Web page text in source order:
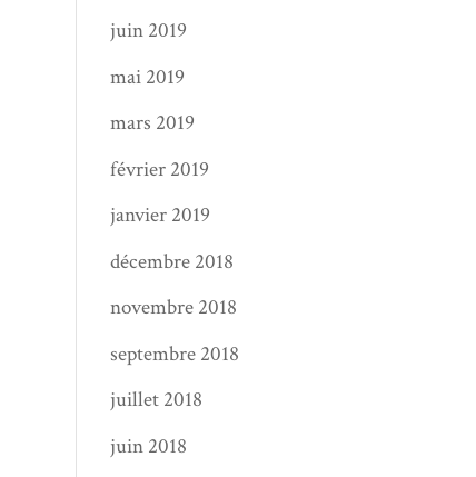
juin 2019
mai 2019
mars 2019
février 2019
janvier 2019
décembre 2018
novembre 2018
septembre 2018
juillet 2018
juin 2018